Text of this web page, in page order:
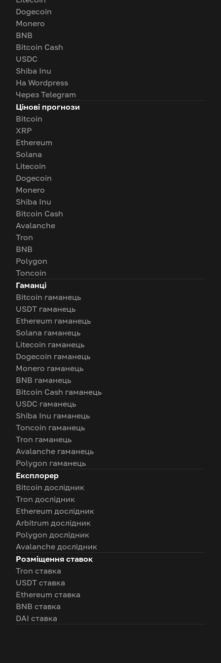
Dogecoin
Monero
BNB
Bitcoin Cash
USDC
Shiba Inu
На Wordpress
Через Telegram
Цінові прогнози
Bitcoin
XRP
Ethereum
Solana
Litecoin
Dogecoin
Monero
Shiba Inu
Bitcoin Cash
Avalanche
Tron
BNB
Polygon
Toncoin
Гаманці
Bitcoin гаманець
USDT гаманець
Ethereum гаманець
Solana гаманець
Litecoin гаманець
Dogecoin гаманець
Monero гаманець
BNB гаманець
Bitcoin Cash гаманець
USDC гаманець
Shiba Inu гаманець
Toncoin гаманець
Tron гаманець
Avalanche гаманець
Polygon гаманець
Експлорер
Bitcoin дослідник
Tron дослідник
Ethereum дослідник
Arbitrum дослідник
Polygon дослідник
Avalanche дослідник
Розміщення ставок
Tron ставка
USDT ставка
Ethereum ставка
BNB ставка
DAI ставка